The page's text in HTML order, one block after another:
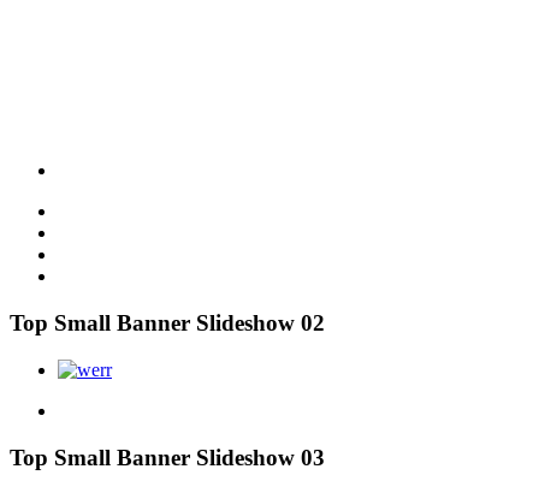
Top Small Banner Slideshow 02
Top Small Banner Slideshow 03